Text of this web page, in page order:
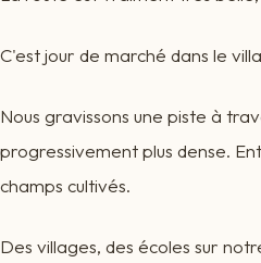
C'est jour de marché dans le
Nous gravissons une piste à
progressivement plus dense.
champs cultivés.
Des villages, des écoles sur